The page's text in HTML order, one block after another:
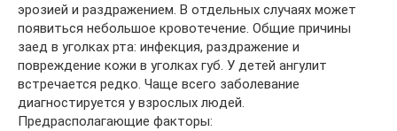
эрозией и раздражением. В отдельных случаях может
появиться небольшое кровотечение. Общие причины
заед в уголках рта: инфекция, раздражение и
повреждение кожи в уголках губ. У детей ангулит
встречается редко. Чаще всего заболевание
диагностируется у взрослых людей.
Предрасполагающие факторы: